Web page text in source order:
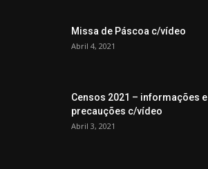
Missa de Páscoa c/vídeo
Abril 4, 2021
Censos 2021 – informações e
precauções c/vídeo
Abril 3, 2021